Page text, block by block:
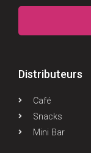
Distributeurs
Café
Snacks
Mini Bar